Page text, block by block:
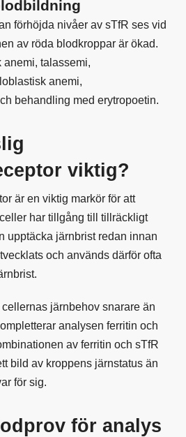
förhöjda nivåer av sTfR ses vid
av röda blodkroppar är ökad.
anemi, talassemi,
anemi,
behandling med erytropoetin.
viktig?
är en viktig markör för att
har tillgång till tillräckligt
upptäcka järnbrist redan innan
och används därför ofta
järnbehov snarare än
analysen ferritin och
avferritin och sTfR
bild av kroppens järnstatus än
för sig.
för analys